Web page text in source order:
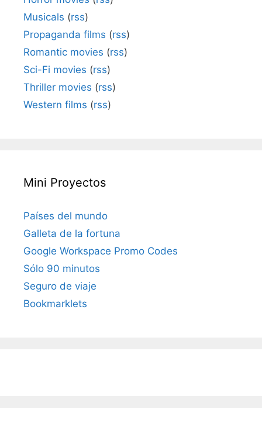
Musicals (rss)
Propaganda films (rss)
Romantic movies (rss)
Sci-Fi movies (rss)
Thriller movies (rss)
Western films (rss)
Mini Proyectos
Países del mundo
Galleta de la fortuna
Google Workspace Promo Codes
Sólo 90 minutos
Seguro de viaje
Bookmarklets